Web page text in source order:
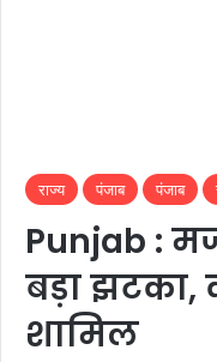
राज्य पंजाब पंजाब
Punjab :
बड़ा
शामिल